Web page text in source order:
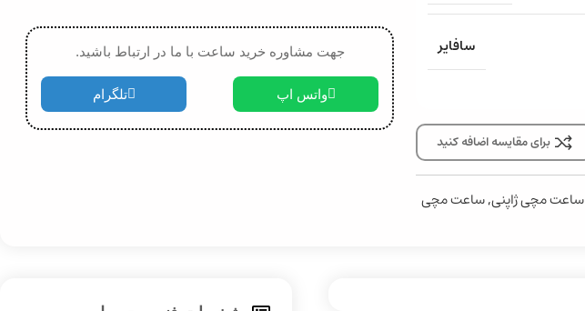
سافایر
برای مقایسه اضافه کنید
ساعت مچی ژاپنی,ساعت مچی
جهت مشاوره خرید ساعت با ما در ارتباط باشید.
واتس اپ تلگرام